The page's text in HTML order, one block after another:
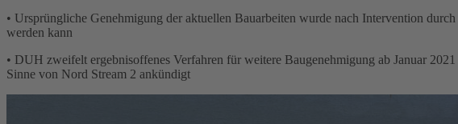
• Ursprüngliche Genehmigung der aktuellen Bauarbeiten wurde nach Intervention
werden kann
• DUH zweifelt ergebnisoffenes Verfahren für weitere Baugenehmigung ab Januar
Sinne von Nord Stream 2 ankündigt